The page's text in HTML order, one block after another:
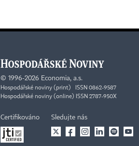
© 1996-2026 Economia, a.s.
Hospodářské noviny (print) ISSN 0862-9587
Hospodářské noviny (online) ISSN 2787-950X
Certifikováno Sledujte nás